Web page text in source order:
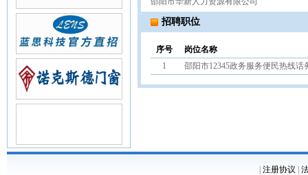
招聘职位
序号
岗位名称
1
邵阳市12345政务服务便民热线话
注册协议